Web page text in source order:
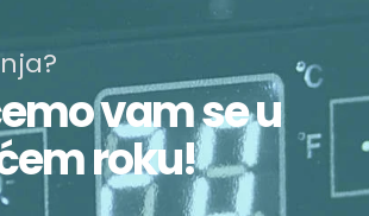
vam se u
roku!